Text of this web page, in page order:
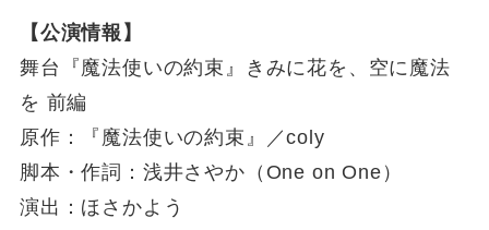
【公演情報】
舞台『魔法使いの約束』きみに花を、空に魔法
を 前編
原作：『魔法使いの約束』／coly
脚本・作詞：浅井さやか（One on One）
演出：ほさかよう